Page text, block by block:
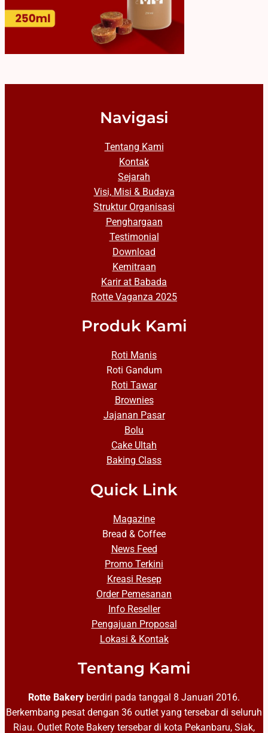
Navigasi
Tentang Kami
Kontak
Sejarah
Visi, Misi & Budaya
Struktur Organisasi
Penghargaan
Testimonial
Download
Kemitraan
Karir at Babada
Rotte Vaganza 2025
Produk Kami
Roti Manis
Roti Gandum
Roti Tawar
Brownies
Jajanan Pasar
Bolu
Cake Ultah
Baking Class
Quick Link
Magazine
Bread & Coffee
News Feed
Promo Terkini
Kreasi Resep
Order Pemesanan
Info Reseller
Pengajuan Proposal
Lokasi & Kontak
Tentang Kami
Rotte Bakery berdiri pada tanggal 8 Januari 2016.
Berkembang pesat dengan 36 outlet yang tersebar di seluruh
Riau. Outlet Rote Bakery tersebar di kota Pekanbaru, Siak,